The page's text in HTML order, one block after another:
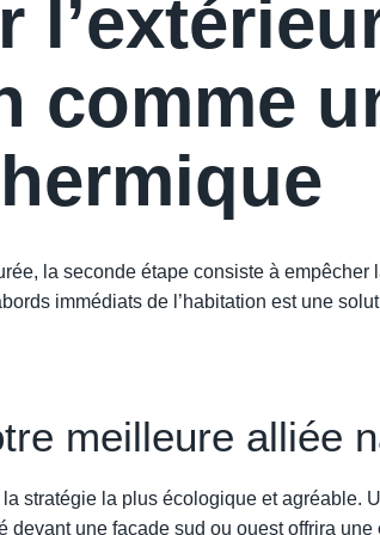
comme
la seconde étape consiste à empêcher
immédiats de l’habitation est une
meilleure alliée
stratégie la plus écologique et agréable.
devant une façade sud ou ouest offrira une